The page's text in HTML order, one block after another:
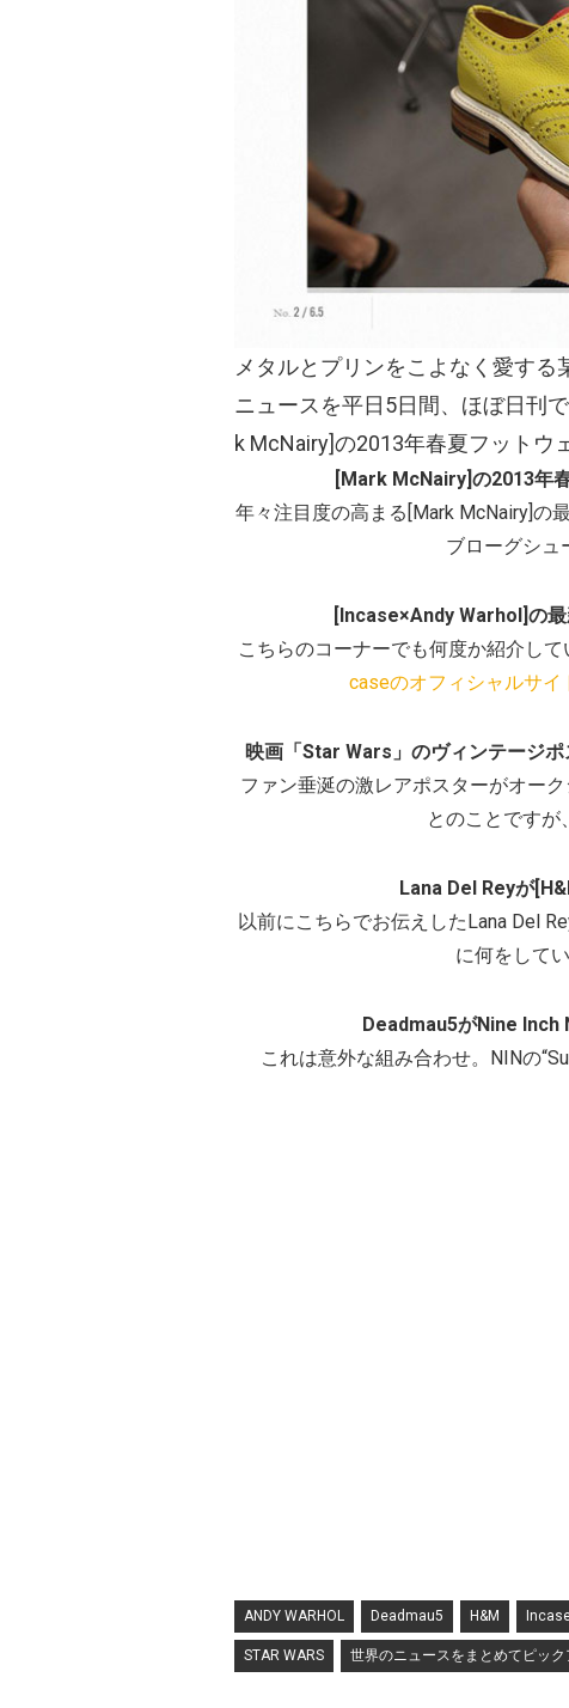
メタルとプリンをこよなく愛す
ニュースを平日5日間、ほぼ日刊
k McNairy]の2013年春夏フットウ
[Mark McNairy]の2013年
年々注目度の高まる[Mark McNairy]の
ブローグシュ
[Incase×Andy Warhol]の最
こちらのコーナーでも何度か紹介し
caseのオフィシャルサイ
映画「Star Wars」のヴィンテージポ
ファン垂涎の激レアポスターがオー
とのことですが
Lana Del Reyが
以前にこちらでお伝えしたLana Del
に何をして
Deadmau5がNine Inch
これは意外な組み合わせ。NINの
ANDY WARHOL Deadmau5 H&M
STAR WARS 世界のニュースをまとめてピック